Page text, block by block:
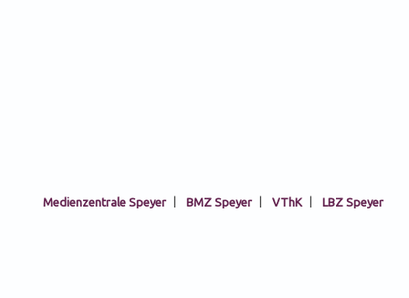
Medienzentrale Speyer BMZ Speyer VThK LBZ Speyer